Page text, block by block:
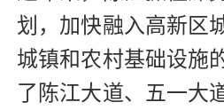
划，加快融入高新区
城镇和农村基础设施
了陈江大道、五一大